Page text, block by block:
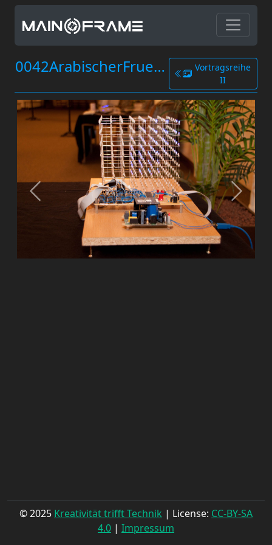
0042ArabischerFruehling.jpg
Vortragsreihe
II
© 2025 Kreativität trifft Technik | License: CC-BY-SA
4.0 | Impressum